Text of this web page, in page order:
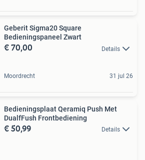
Geberit Sigma20 Square
Bedieningspaneel Zwart
€ 70,00 Details
Moordrecht 31 jul 26
Bedieningsplaat Qeramiq Push Met
DualfFush Frontbediening
€ 50,99 Details